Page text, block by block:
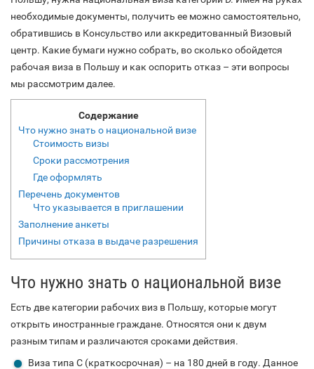
необходимые документы, получить ее можно самостоятельно,
обратившись в Консульство или аккредитованный Визовый
центр. Какие бумаги нужно собрать, во сколько обойдется
рабочая виза в Польшу и как оспорить отказ – эти вопросы
мы рассмотрим далее.
Содержание
Что нужно знать о национальной визе
Стоимость визы
Сроки рассмотрения
Где оформлять
Перечень документов
Что указывается в приглашении
Заполнение анкеты
Причины отказа в выдаче разрешения
Что нужно знать о национальной визе
Есть две категории рабочих виз в Польшу, которые могут
открыть иностранные граждане. Относятся они к двум
разным типам и различаются сроками действия.
Виза типа С (краткосрочная) – на 180 дней в году. Данное